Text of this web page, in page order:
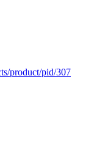
product/pid/307